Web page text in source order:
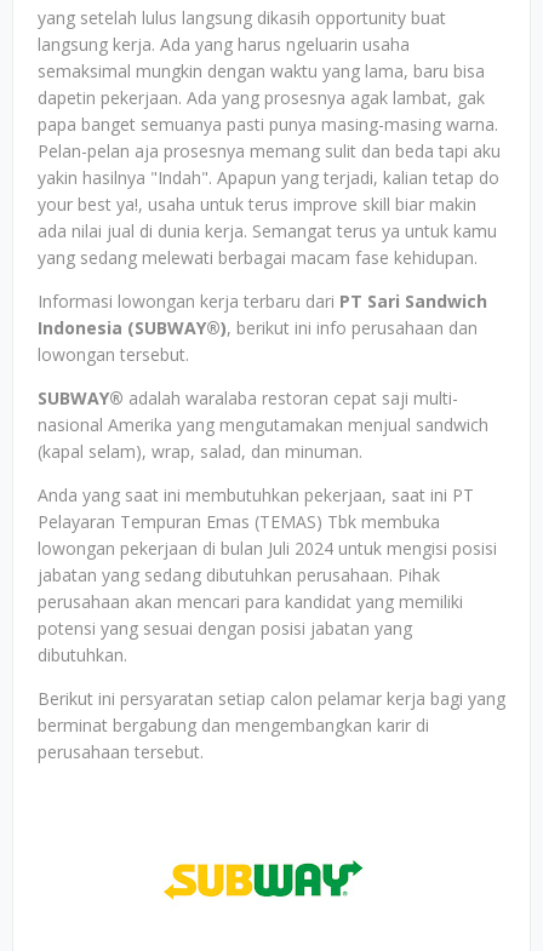
yang setelah lulus langsung dikasih opportunity buat
langsung kerja. Ada yang harus ngeluarin usaha
semaksimal mungkin dengan waktu yang lama, baru bisa
dapetin pekerjaan. Ada yang prosesnya agak lambat, gak
papa banget semuanya pasti punya masing-masing warna.
Pelan-pelan aja prosesnya memang sulit dan beda tapi aku
yakin hasilnya "Indah". Apapun yang terjadi, kalian tetap do
your best ya!, usaha untuk terus improve skill biar makin
ada nilai jual di dunia kerja. Semangat terus ya untuk kamu
yang sedang melewati berbagai macam fase kehidupan.
Informasi lowongan kerja terbaru dari PT Sari Sandwich
Indonesia (SUBWAY®), berikut ini info perusahaan dan
lowongan tersebut.
SUBWAY® adalah waralaba restoran cepat saji multi-
nasional Amerika yang mengutamakan menjual sandwich
(kapal selam), wrap, salad, dan minuman.
Anda yang saat ini membutuhkan pekerjaan, saat ini PT
Pelayaran Tempuran Emas (TEMAS) Tbk membuka
lowongan pekerjaan di bulan Juli 2024 untuk mengisi posisi
jabatan yang sedang dibutuhkan perusahaan. Pihak
perusahaan akan mencari para kandidat yang memiliki
potensi yang sesuai dengan posisi jabatan yang
dibutuhkan.
Berikut ini persyaratan setiap calon pelamar kerja bagi yang
berminat bergabung dan mengembangkan karir di
perusahaan tersebut.